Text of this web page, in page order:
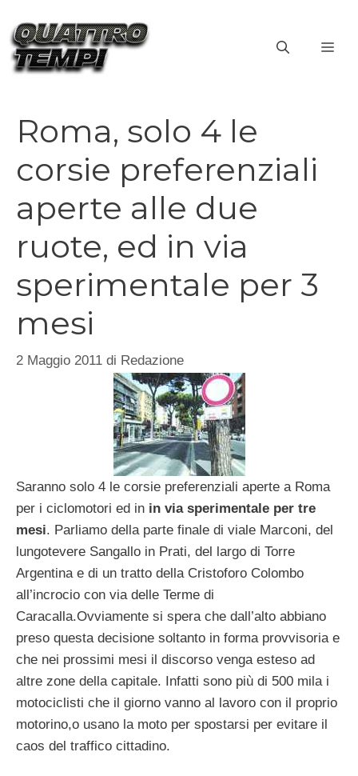
contenuto
Roma, solo 4 le
corsie preferenziali
aperte alle due
ruote, ed in via
sperimentale per 3
mesi
2 Maggio 2011 di Redazione
Saranno solo 4 le corsie preferenziali aperte a Roma
per i ciclomotori ed in in via sperimentale per tre
mesi. Parliamo della parte finale di viale Marconi, del
lungotevere Sangallo in Prati, del largo di Torre
Argentina e di un tratto della Cristoforo Colombo
all’incrocio con via delle Terme di
Caracalla.Ovviamente si spera che dall’alto abbiano
preso questa decisione soltanto in forma provvisoria e
che nei prossimi mesi il discorso venga esteso ad
altre zone della capitale. Infatti sono più di 500 mila i
motociclisti che il giorno vanno al lavoro con il proprio
motorino,o usano la moto per spostarsi per evitare il
caos del traffico cittadino.